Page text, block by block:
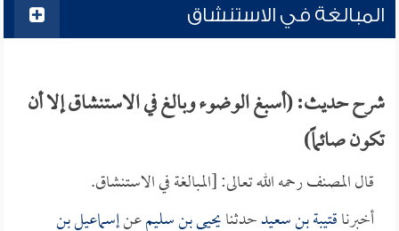
المبالغة في الاستنشاق
شرح حديث: (أسبغ الوضوء وبالغ في الاستنشاق إلا أن
تكون صائماً)
قال المصنف رحمه الله تعالى: [المبالغة في الاستنشاق.
أخبرناقتيبة بن سعيدحدثنايحيى بن سليمعنإسماعيل بن